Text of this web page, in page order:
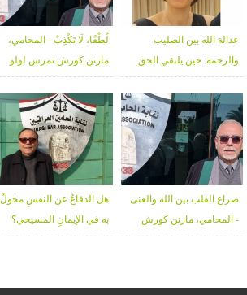
عدالة الله بين الصليب
والرحمة: حين يلتقي الحق
بالغفران - د. خلوب قعوار
لُطْفًا، لَا تَكْذِبْ - المحامي،
مارتن كورش تمرس لولو
صراع القلب بين الله والغنى
- المحامي، مارتن كورش
تمرس لولو
هل الدفاعُ عن النفسِ مخولٌ
به في الإيمانِ المسيحي؟
المحامي، مارتن كورش